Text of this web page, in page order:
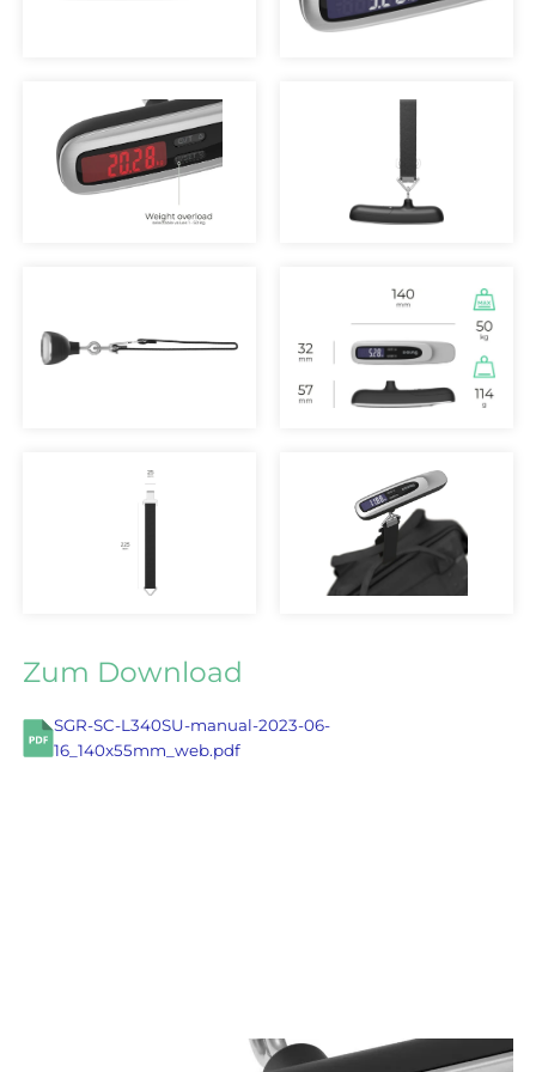
Zum Download
SGR-SC-L340SU-manual-2023-06-
16_140x55mm_web.pdf